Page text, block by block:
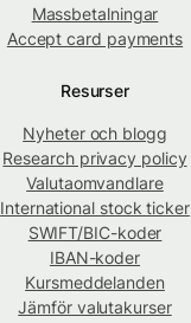
Massbetalningar
Accept card payments
Resurser
Nyheter och blogg
Research privacy policy
Valutaomvandlare
International stock ticker
SWIFT/BIC-koder
IBAN-koder
Kursmeddelanden
Jämför valutakurser